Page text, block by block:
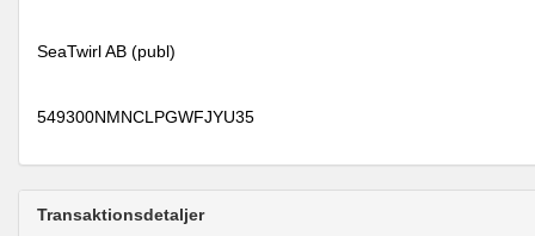
SeaTwirl AB (publ)
549300NMNCLPGWFJYU35
Transaktionsdetaljer